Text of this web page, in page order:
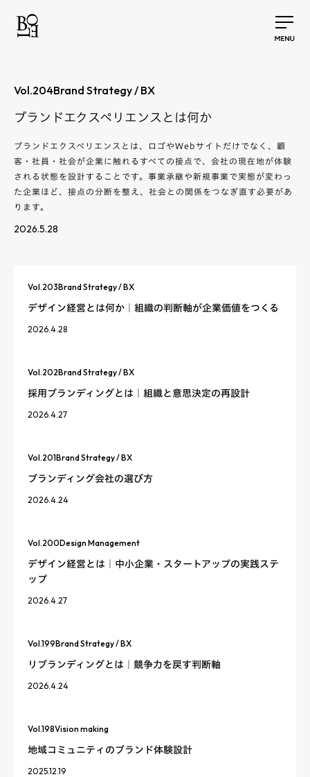
Vol.204Brand Strategy / BX
ブランドエクスペリエンスとは何か
ブランドエクスペリエンスとは、ロゴやWebサイトだけでなく、顧
客・社員・社会が企業に触れるすべての接点で、会社の現在地が体験
される状態を設計することです。事業承継や新規事業で実態が変わっ
た企業ほど、接点の分断を整え、社会との関係をつなぎ直す必要があ
ります。
2026.5.28
Vol.203Brand Strategy / BX
デザイン経営とは何か｜組織の判断軸が企業価値をつくる
2026.4.28
Vol.202Brand Strategy / BX
採用ブランディングとは｜組織と意思決定の再設計
2026.4.27
Vol.201Brand Strategy / BX
ブランディング会社の選び方
2026.4.24
Vol.200Design Management
デザイン経営とは｜中小企業・スタートアップの実践ステ
ップ
2026.4.27
Vol.199Brand Strategy / BX
リブランディングとは｜競争力を戻す判断軸
2026.4.24
Vol.198Vision making
地域コミュニティのブランド体験設計
2025.12.19